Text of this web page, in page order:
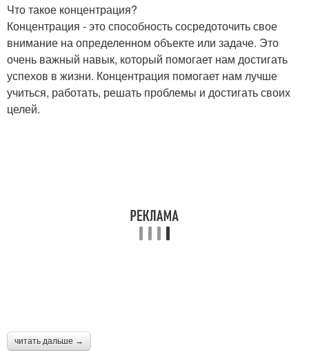
Что такое концентрация?
Концентрация - это способность сосредоточить свое
внимание на определенном объекте или задаче. Это
очень важный навык, который помогает нам достигать
успехов в жизни. Концентрация помогает нам лучше
учиться, работать, решать проблемы и достигать своих
целей.
читать дальше →